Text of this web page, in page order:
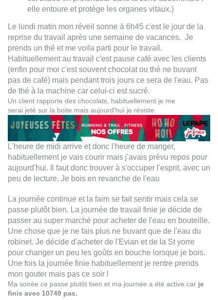
elle entoure et protège les organes vitaux.)
Le lundi matin mon réveil sonne à 6h45 c'est le jour de la
reprise du travail après une semaine de vacances. Je
prends un thé et me voila parti pour le travail.
Habituellement au travail c'est pause café avec les clients
(enfin pour moi c'est souvent chocolat ou thé ne buvant
pas de café) mais pendant trois jours ce sera de l'eau. Pas
de thé à la machine car celui-ci est sucré.
Un client rapporte des chocolats, habituellement je me
serai jeté sur la boite mais aujourd'hui je résiste.
L'heure de midi arrive et donc l'heure de manger,
habituellement je vais courir mais j'avais prévu repos pour
aujourd'hui. Il faut donc trouver à s'occuper l'esprit, avec un
peu de lecture. Je bois en revanche de l'eau
La journée continue et la faim se fait sentir mais cela se
passe plutôt bien. La journée de travail finie je décide de
passer au super marché pour acheter de l'eau en bouteille.
Une chose que je ne fais plus ne buvant que de l'eau du
robinet. Je décide d'acheter de l'Evian et de la St yorre
pour changer un peu les goûts en bouche lorsque je bois.
Une fois la journée finie habituellement je rentre prends
mon gouter mais pas ce soir !
Ma soirée ce passe plutôt bien et ma journée a été active car je
finis avec 10749 pas.